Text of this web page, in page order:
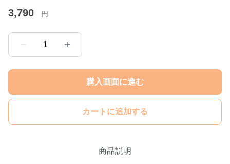
3,790 円
1
購入画面に進む
カートに追加する
商品説明